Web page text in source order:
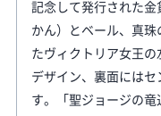
記念して発行された金
かん）とベール、真
たヴィクトリア女王
デザイン、裏面には
す。「聖ジョージの